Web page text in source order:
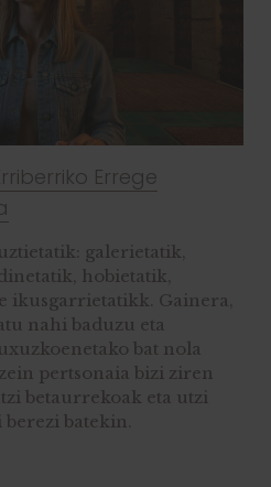
Errege
galerietatik,
hobietatik,
ikusgarrietatikk. Gainera,
nahi baduzu eta
bat nola
pertsonaia bizi ziren
betaurrekoak eta utzi
batekin.